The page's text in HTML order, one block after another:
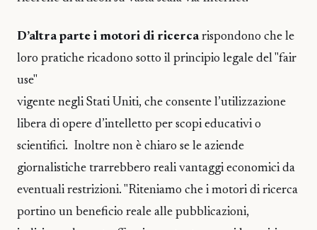
D’altra parte i motori di ricercarispondono che le
loro pratiche ricadono sotto il principio legale del "fair
use"
vigente negli Stati Uniti, che consente l’utilizzazione
libera di opere d’intelletto per scopi educativi o
scientifici. Inoltre non è chiaro se le aziende
giornalistiche trarrebbero reali vantaggi economici da
eventuali restrizioni. "Riteniamo che i motori di ricerca
portino un beneficio reale alle pubblicazioni,